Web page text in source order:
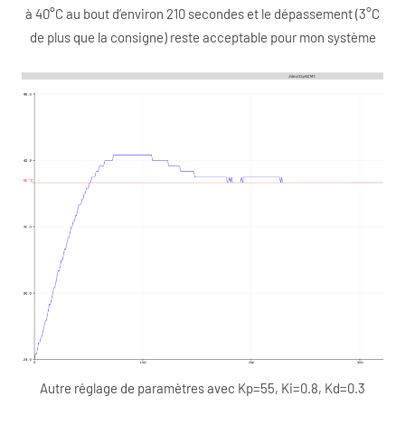
à 40°C au bout d’environ 210 secondes et le dépassement (3°C
de plus que la consigne) reste acceptable pour mon système
Autre réglage de paramètres avec Kp=55, Ki=0.8, Kd=0.3